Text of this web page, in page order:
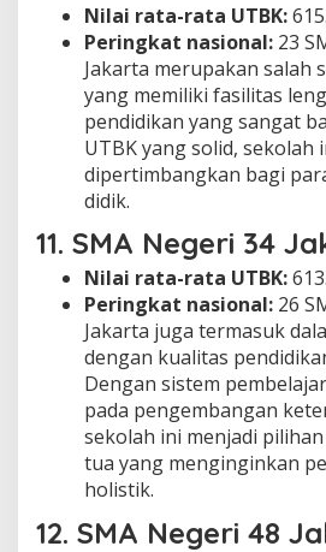
Nilai rata-rata UTBK:
Peringkat nasional: 23
Jakarta merupakan salah
yang memiliki fasilitas
pendidikan yang sangat
UTBK yang solid, sekolah
dipertimbangkan bagi
didik.
11. SMA Negeri 34
Nilai rata-rata UTBK:
Peringkat nasional: 26
Jakarta juga termasuk
dengan kualitas
Dengan sistem
pada pengembangan
sekolah ini menjadi
tua yang menginginkan
holistik.
12. SMA Negeri 48